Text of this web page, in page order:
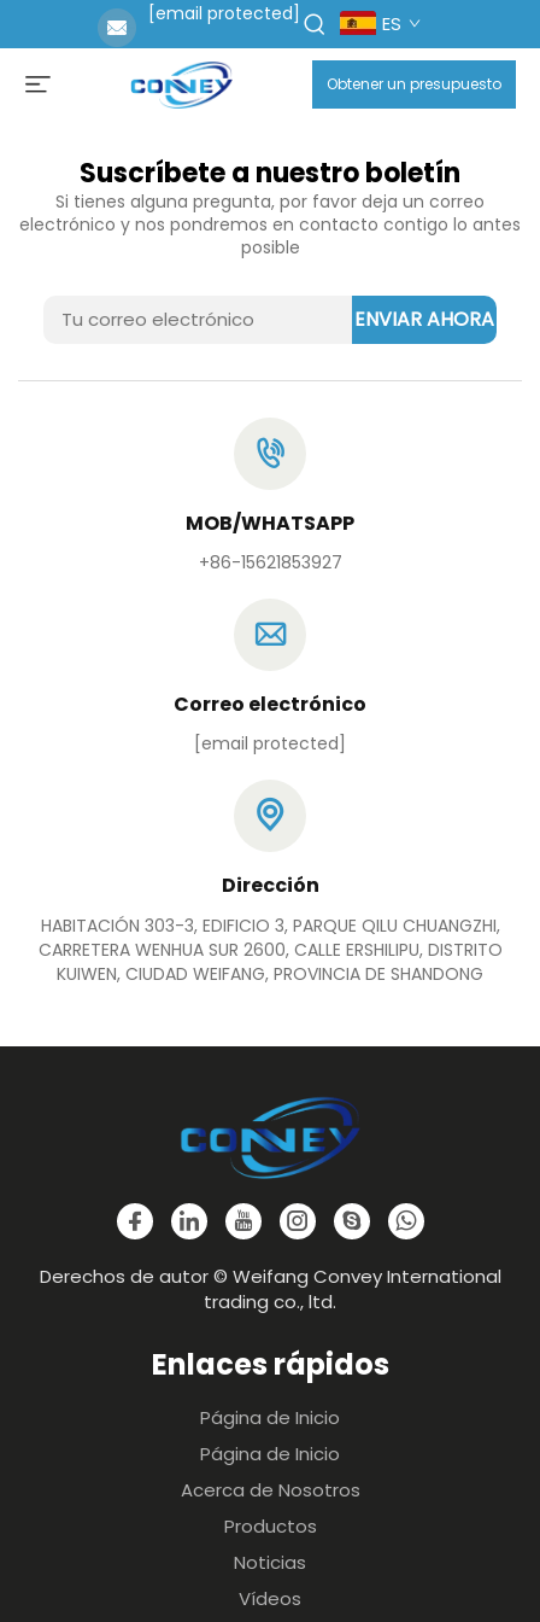
[email protected] ES
Obtener un presupuesto
Suscríbete a nuestro boletín
Si tienes alguna pregunta, por favor deja un correo
electrónico y nos pondremos en contacto contigo lo antes
posible
ENVIAR AHORA
MOB/WHATSAPP
+86-15621853927
Correo electrónico
[email protected]
Dirección
HABITACIÓN 303-3, EDIFICIO 3, PARQUE QILU CHUANGZHI,
CARRETERA WENHUA SUR 2600, CALLE ERSHILIPU, DISTRITO
KUIWEN, CIUDAD WEIFANG, PROVINCIA DE SHANDONG
Derechos de autor © Weifang Convey International
trading co., ltd.
Enlaces rápidos
Página de Inicio
Página de Inicio
Acerca de Nosotros
Productos
Noticias
Vídeos